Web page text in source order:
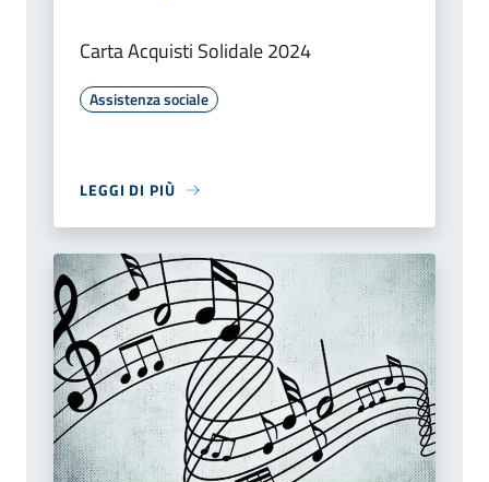
Carta Acquisti Solidale 2024
Assistenza sociale
LEGGI DI PIÙ